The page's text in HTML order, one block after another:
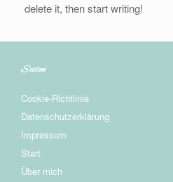
delete it, then start writing!
Seiten
Cookie-Richtlinie
Datenschutzerklärung
Impressum
Start
Über mich